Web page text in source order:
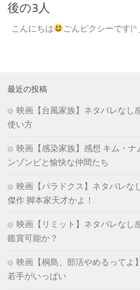
後の3人
こんにちは ごんピクシーです
最近の投稿
映画【台風家族】ネタバレなし
使い方
映画【感染家族】感想 キム・
ンゾンビと愉快な仲間たち
映画【パラドクス】ネタバレな
傑作 脚本家天才かよ！
映画【リミット】ネタバレなし
鑑賞可能か？
映画【桐島、部活やめるってよ
若手がいっぱい